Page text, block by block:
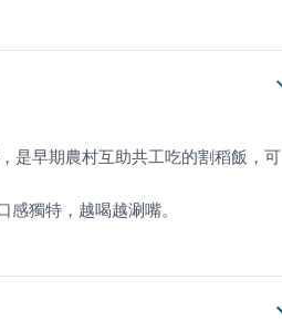
是早期農村互助共工吃的割稻飯，可
獨特，越喝越涮嘴。